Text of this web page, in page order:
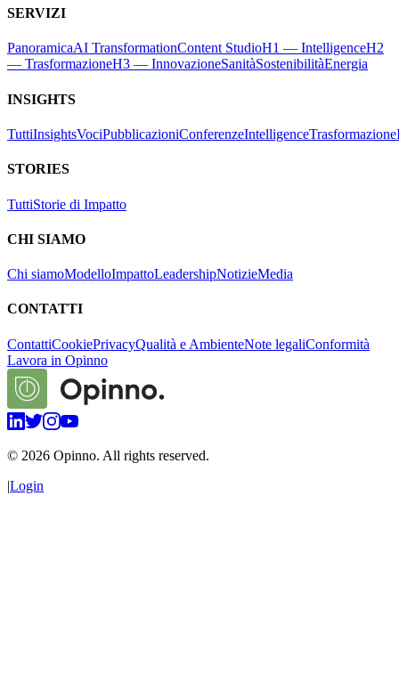
SERVIZI
PanoramicaAI TransformationContent StudioH1 — IntelligenceH2
— TrasformazioneH3 — InnovazioneSanitàSostenibilitàEnergia
INSIGHTS
TuttiInsightsVociPubblicazioniConferenzeIntelligenceTrasformazione
STORIES
TuttiStorie di Impatto
CHI SIAMO
Chi siamoModelloImpattoLeadershipNotizieMedia
CONTATTI
ContattiCookiePrivacyQualità e AmbienteNote legaliConformità
Lavora in Opinno
© 2026 Opinno. All rights reserved.
|Login